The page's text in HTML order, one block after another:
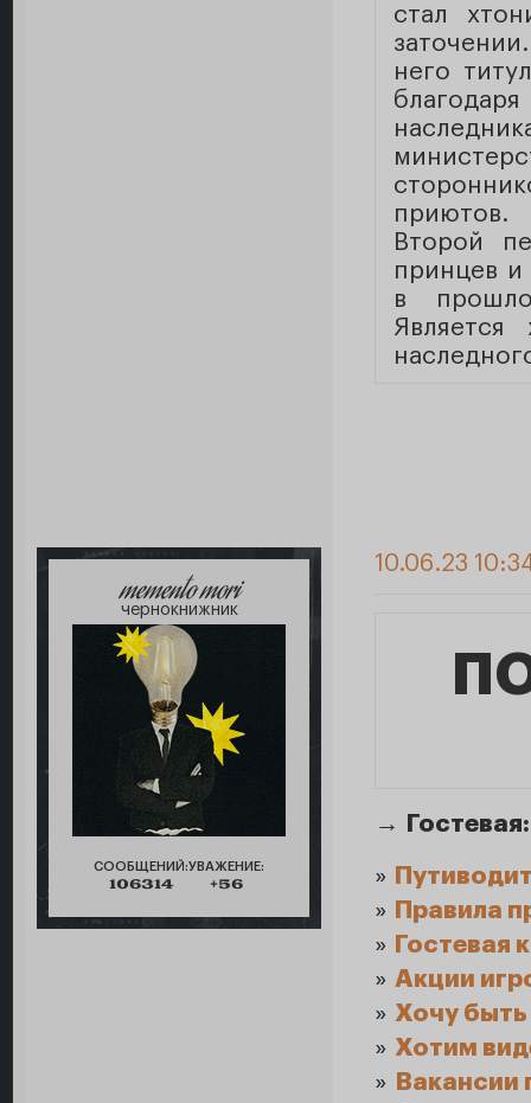
стал
него
приютов.
Второй
принцев
в
memento mori
чернокнижник
СООБЩЕНИЙ:
106314
УВАЖЕНИЕ:
+56
10.06.23
→ Гостевая:
»
» Правила
» Гостевая
» Акции
» Хочу
» Хотим
»
Вакансии